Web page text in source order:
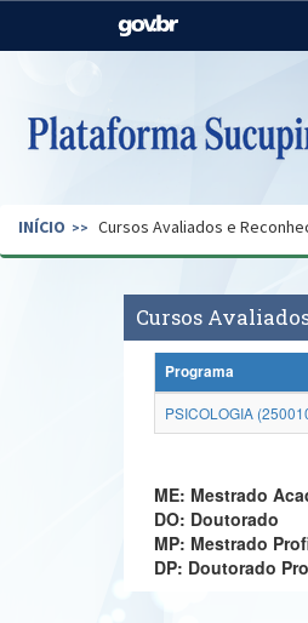
Casa Civil
Pecuária e Abastecimento
Secretaria de Governo
INÍCIO Cursos Avaliados e
Cursos
Programa
PSICOLOGIA
ME: Mestrado
DO: Doutorado
MP: Mestrado
DP: Doutorado